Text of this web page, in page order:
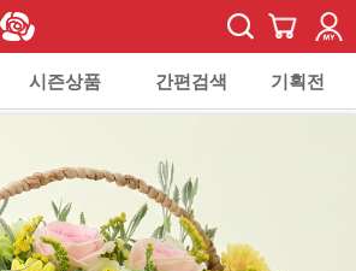
시즌상품 간편검색 기획전